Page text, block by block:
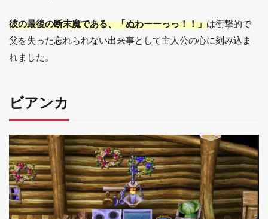
彼の最後の断末魔である、「ぬわーーっっ！！」は衝撃的で
父を失った忘れられない出来事として主人公の心に刻み込ま
れました。
ビアンカ